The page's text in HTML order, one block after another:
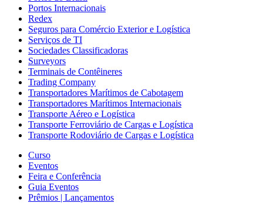
Portos Internacionais
Redex
Seguros para Comércio Exterior e Logística
Serviços de TI
Sociedades Classificadoras
Surveyors
Terminais de Contêineres
Trading Company
Transportadores Marítimos de Cabotagem
Transportadores Marítimos Internacionais
Transporte Aéreo e Logística
Transporte Ferroviário de Cargas e Logística
Transporte Rodoviário de Cargas e Logística
Curso
Eventos
Feira e Conferência
Guia Eventos
Prêmios | Lançamentos